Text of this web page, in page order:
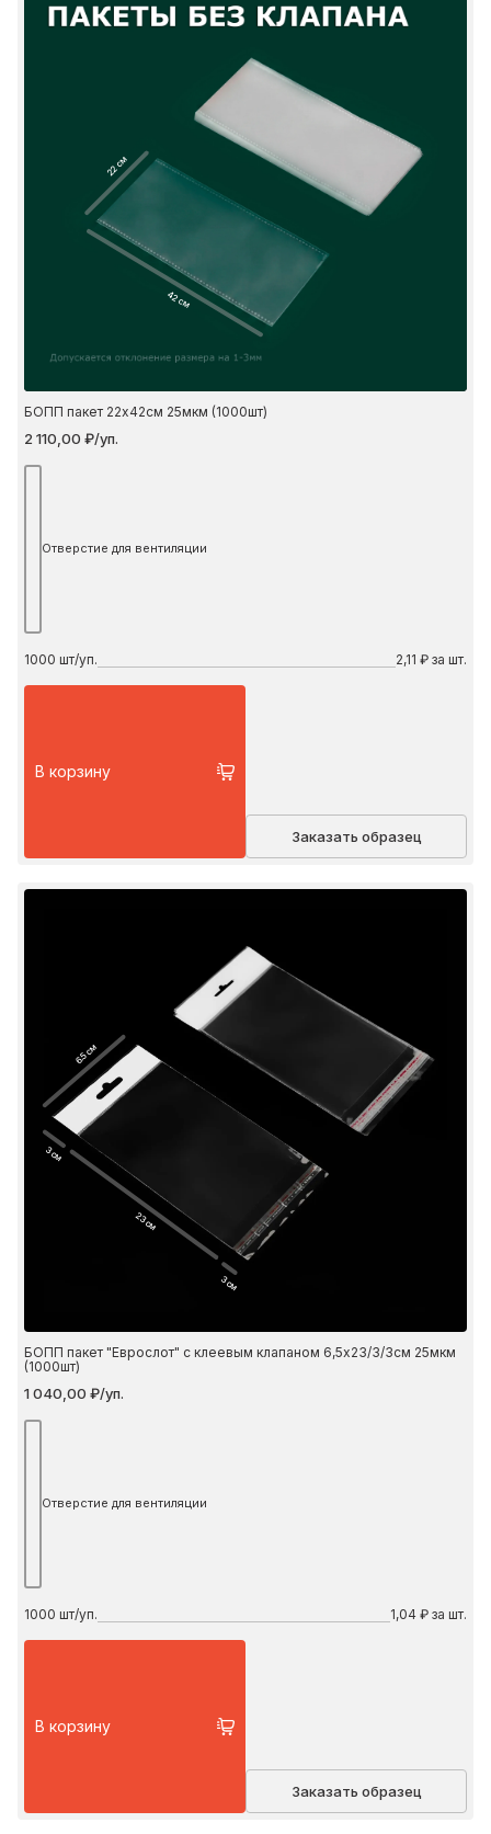
22 см
42 см
БОПП пакет 22х42см 25мкм (1000шт)
2 110,00 ₽/уп.
Отверстие для вентиляции
1000 шт/уп. 2,11 ₽ за шт.
В корзину
Заказать образец
6.5 см
23 см
3 см
3 см
БОПП пакет "Еврослот" с клеевым клапаном 6,5х23/3/3см 25мкм
(1000шт)
1 040,00 ₽/уп.
Отверстие для вентиляции
1000 шт/уп. 1,04 ₽ за шт.
В корзину
Заказать образец